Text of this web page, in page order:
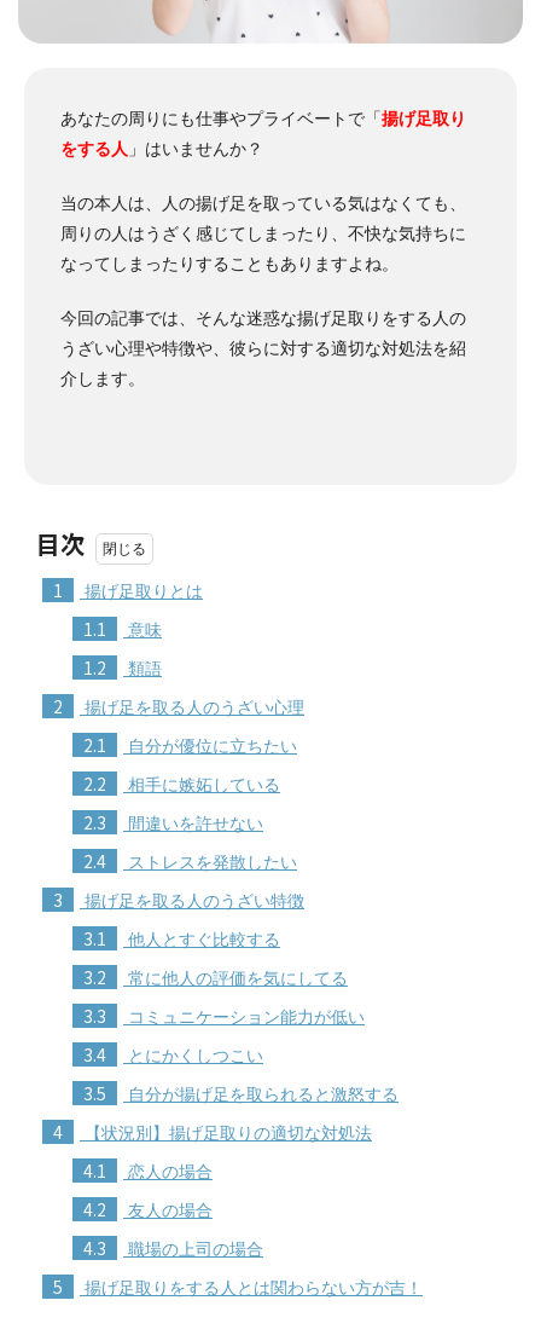
あなたの周りにも仕事やプライベートで「揚げ足取り
をする人 」はいませんか？
当の本人は、人の揚げ足を取っている気はなくても、
周りの人はうざく感じてしまったり、不快な気持ちに
なってしまったりすることもありますよね。
今回の記事では、そんな迷惑な揚げ足取りをする人の
うざい心理や特徴や、彼らに対する適切な対処法を紹
介します。
目次
1 揚げ足取りとは
1.1 意味
1.2 類語
2 揚げ足を取る人のうざい心理
2.1 自分が優位に立ちたい
2.2 相手に嫉妬している
2.3 間違いを許せない
2.4 ストレスを発散したい
3 揚げ足を取る人のうざい特徴
3.1 他人とすぐ比較する
3.2 常に他人の評価を気にしてる
3.3 コミュニケーション能力が低い
3.4 とにかくしつこい
3.5 自分が揚げ足を取られると激怒する
4 【状況別】揚げ足取りの適切な対処法
4.1 恋人の場合
4.2 友人の場合
4.3 職場の上司の場合
5 揚げ足取りをする人とは関わらない方が吉！